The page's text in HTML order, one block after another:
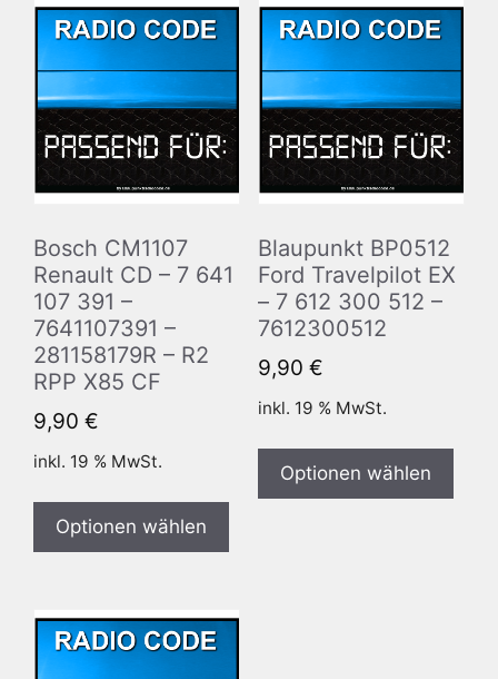
Bosch CM1107
Renault CD – 7 641
107 391 –
7641107391 –
281158179R – R2
RPP X85 CF
9,90 €
inkl. 19 % MwSt.
Optionen wählen
Blaupunkt BP0512
Ford Travelpilot EX
– 7 612 300 512 –
7612300512
9,90 €
inkl. 19 % MwSt.
Optionen wählen